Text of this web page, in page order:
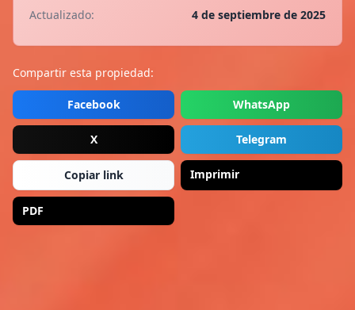
Actualizado: 4 de septiembre de 2025
Compartir esta propiedad:
Facebook WhatsApp
X Telegram
Copiar link Imprimir
PDF